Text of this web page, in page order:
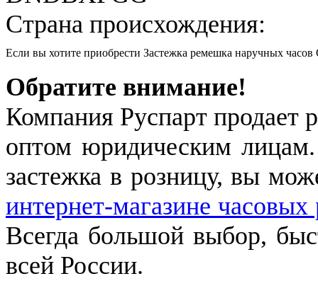
Страна происхождения:
Если вы хотите приобрести Застежка ремешка наручных
Обратите внимание!
Компания Руспарт продает
оптом юридическим
застежка в розницу, вы
интернет-магазине
Всегда большой выбор,
всей России.